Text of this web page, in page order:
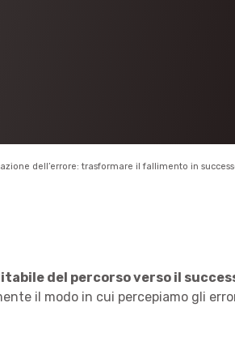
dell’errore: trasformare il fallimento in
del percorso verso il
il modo in cui percepiamo gli